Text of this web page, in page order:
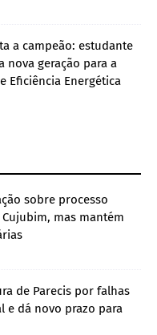
a campeão: estudante
nova geração para a
Eficiência Energética
sobre processo
mas mantém
de Parecis por falhas
e dá novo prazo para